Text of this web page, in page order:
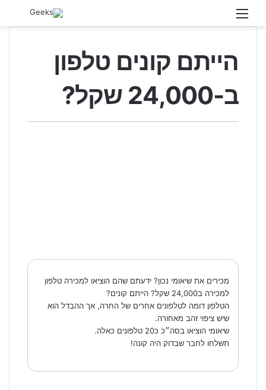
הייתם קונים טלפון
ב-24,000 שקל?
מכירים את שיאומי נכון? ידעתם שהם הוציאו למכירה טלפון
למכירה ב24,000 שקל? הייתם קונים?
הטלפון דומה לטלפונים אחרים של החרה, אך ההבדל הוא
שיש ציפוי זהב מאחורה.
שיאומי הוציאו בסה״כ כ20 טלפונים כאלה.
תשלחו לחבר שבדוק היה קונה!